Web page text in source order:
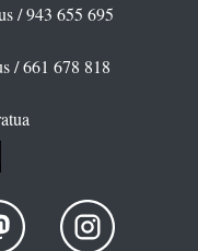
/ 943 655 695
/ 661 678 818